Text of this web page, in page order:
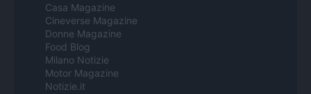
Casa Magazine
Cineverse Magazine
Donne Magazine
Food Blog
Milano Notizie
Motor Magazine
Notizie.it